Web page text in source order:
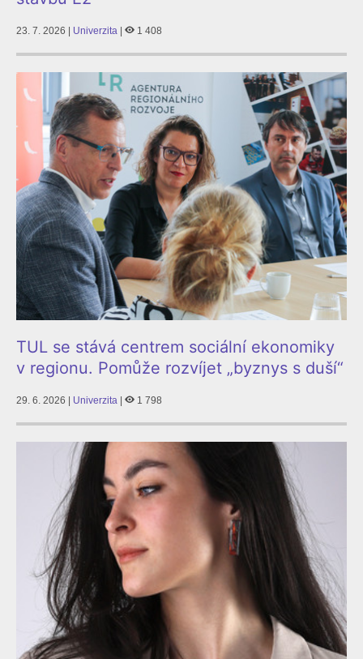
23. 7. 2026 | Univerzita | 1 408
TUL se stává centrem sociální ekonomiky
v regionu. Pomůže rozvíjet „byznys s duší“
29. 6. 2026 | Univerzita | 1 798